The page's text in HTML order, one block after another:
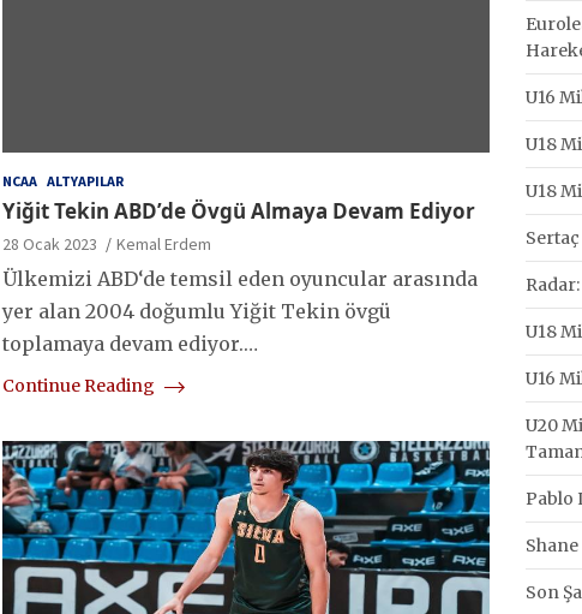
NCAA ALTYAPILAR
Yiğit Tekin ABD’de Övgü Almaya Devam Ediyor
28 Ocak 2023 Kemal Erdem
Ülkemizi ABD‘de temsil eden oyuncular arasında
yer alan 2004 doğumlu Yiğit Tekin övgü
toplamaya devam ediyor.…
Continue Reading
U16
U18
U18
U18
U16
U20
Pablo
Son